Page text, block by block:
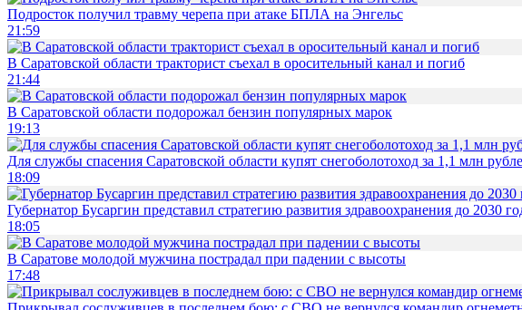
Подросток получил травму черепа при атаке БПЛА на Энгельс
21:59
В Саратовской области тракторист съехал в оросительный канал и погиб
21:44
В Саратовской области подорожал бензин популярных марок
19:13
Для службы спасения Саратовской области купят снегоболотоход за 1,1 млн
18:09
Губернатор Бусаргин представил стратегию развития здравоохранения до 2030
18:05
В Саратове молодой мужчина пострадал при падении с высоты
17:48